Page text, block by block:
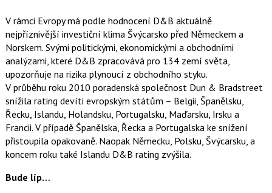
F
o
k
V rámci Evropy má podle hodnocení D&B aktuálně
nejpříznivější investiční klima Švýcarsko před Německem a
Norskem. Svými politickými, ekonomickými a obchodními
analýzami, které D&B zpracovává pro 134 zemí světa,
upozorňuje na rizika plynoucí z obchodního styku.
V průběhu roku 2010 poradenská společnost Dun & Bradstreet
snížila rating devíti evropským státům – Belgii, Španělsku,
Řecku, Islandu, Holandsku, Portugalsku, Maďarsku, Irsku a
Francii. V případě Španělska, Řecka a Portugalska ke snížení
přistoupila opakovaně. Naopak Německu, Polsku, Švýcarsku, a
koncem roku také Islandu D&B rating zvýšila.
Bude líp…